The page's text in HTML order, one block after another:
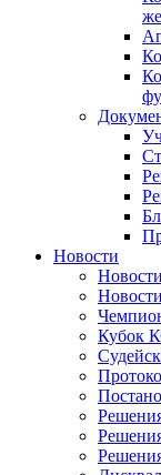
Новости
Новости
Кубок